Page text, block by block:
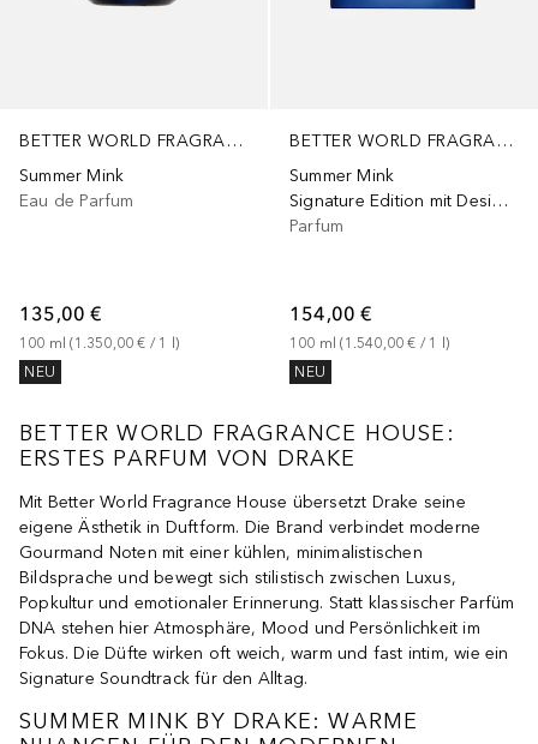
BETTER WORLD FRAGRANCE HOUSE BY DRAKE
Summer Mink
Eau de Parfum
135,00 €
100 ml (1.350,00 € / 1
)
NEU
BETTER WORLD FRAGRANCE HOUSE BY DRAKE
Summer Mink
Signature Edition mit Design-Sockel
Parfum
154,00 €
100 ml (1.540,00 € / 1
)
NEU
BETTER WORLD FRAGRANCE HOUSE:
ERSTES PARFUM VON DRAKE
Mit Better World Fragrance House übersetzt Drake seine
eigene Ästhetik in Duftform. Die Brand verbindet moderne
Gourmand Noten mit einer kühlen, minimalistischen
Bildsprache und bewegt sich stilistisch zwischen Luxus,
Popkultur und emotionaler Erinnerung. Statt klassischer Parfüm
DNA stehen hier Atmosphäre, Mood und Persönlichkeit im
Fokus. Die Düfte wirken oft weich, warm und fast intim, wie ein
Signature Soundtrack für den Alltag.
SUMMER MINK BY DRAKE: WARME